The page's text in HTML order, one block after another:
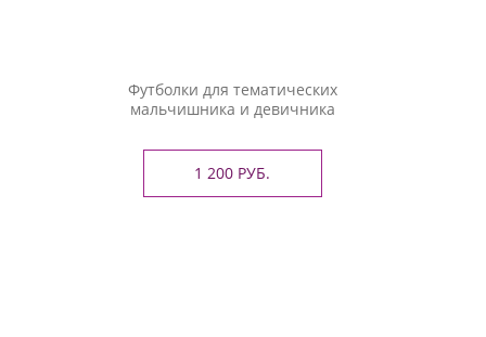
Футболки для тематических
мальчишника и девичника
1 200 РУБ.